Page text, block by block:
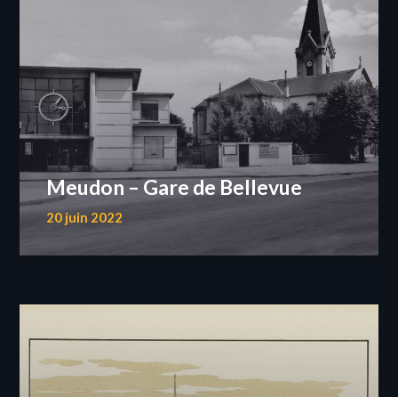
Meudon – Gare de Bellevue
20 juin 2022